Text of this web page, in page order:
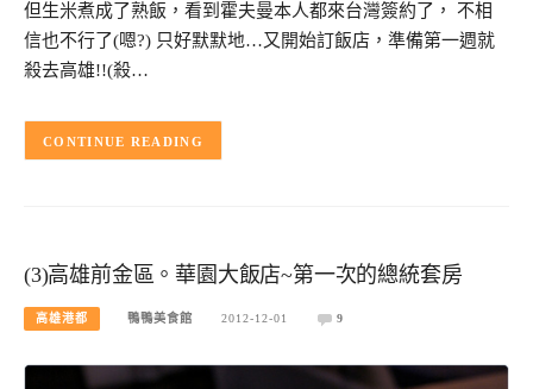
但生米煮成了熟飯，看到霍夫曼本人都來台灣簽約了， 不相
信也不行了(嗯?) 只好默默地…又開始訂飯店，準備第一週就
殺去高雄!!(殺…
CONTINUE READING
(3)高雄前金區。華園大飯店~第一次的總統套房
高雄港都 鴨鴨美食館 2012-12-01 9